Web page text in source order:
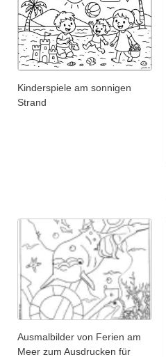
Kinderspiele am sonnigen
Strand
Ausmalbilder von Ferien am
Meer zum Ausdrucken für